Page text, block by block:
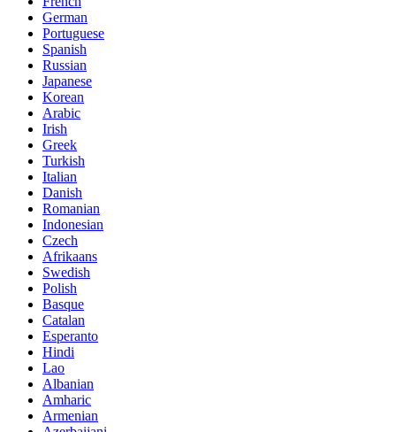
German
Portuguese
Spanish
Russian
Japanese
Korean
Arabic
Irish
Greek
Turkish
Italian
Danish
Romanian
Indonesian
Czech
Afrikaans
Swedish
Polish
Basque
Catalan
Esperanto
Hindi
Lao
Albanian
Amharic
Armenian